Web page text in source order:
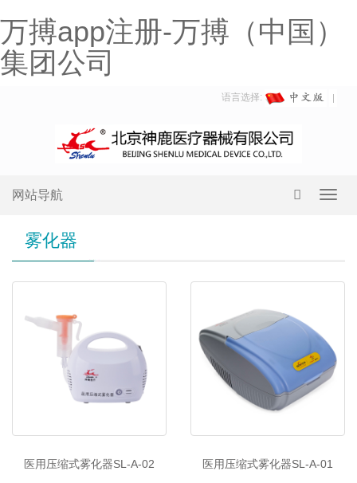
万搏app注册-万搏（中国）
集团公司
语言选择:
网站导航
雾化器
医用压缩式雾化器SL-A-02 医用压缩式雾化器SL-A-01